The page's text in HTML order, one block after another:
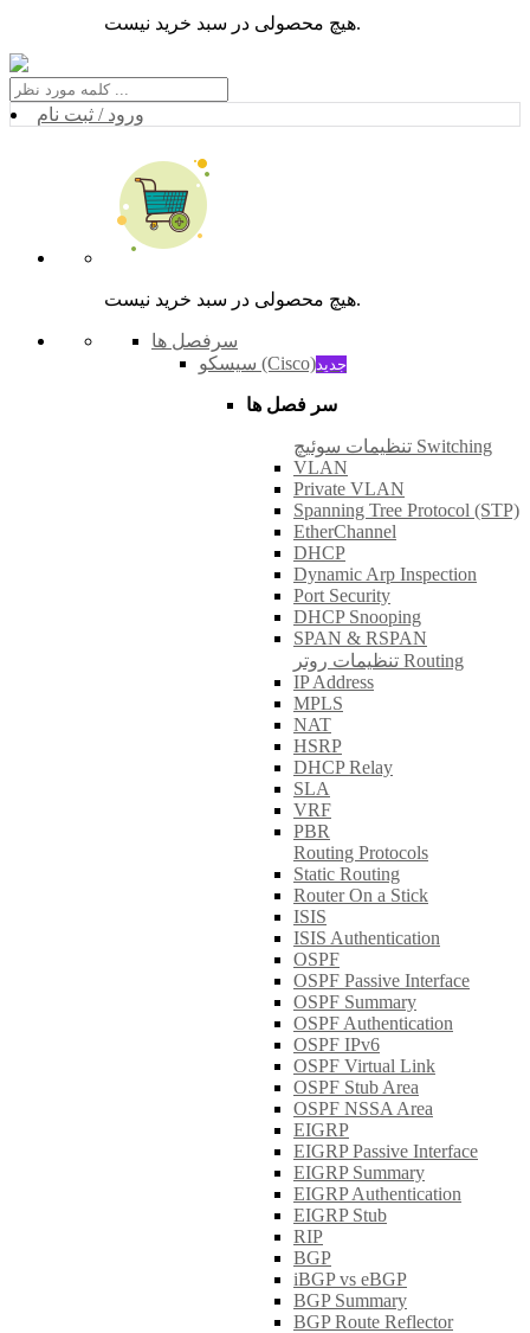
هیچ محصولی در سبد خرید نیست.
ورود / ثبت نام
هیچ محصولی در سبد خرید نیست.
سرفصل ها
سیسکو (Cisco)جدید
سر فصل ها
تنظیمات سوئیچ Switching
VLAN
Private VLAN
Spanning Tree Protocol (STP)
EtherChannel
DHCP
Dynamic Arp Inspection
Port Security
DHCP Snooping
SPAN & RSPAN
تنظیمات روتر Routing
IP Address
MPLS
NAT
HSRP
DHCP Relay
SLA
VRF
PBR
Routing Protocols
Static Routing
Router On a Stick
ISIS
ISIS Authentication
OSPF
OSPF Passive Interface
OSPF Summary
OSPF Authentication
OSPF IPv6
OSPF Virtual Link
OSPF Stub Area
OSPF NSSA Area
EIGRP
EIGRP Passive Interface
EIGRP Summary
EIGRP Authentication
EIGRP Stub
RIP
BGP
iBGP vs eBGP
BGP Summary
BGP Route Reflector